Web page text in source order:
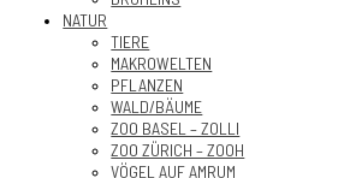
NATUR
TIERE
MAKROWELTEN
PFLANZEN
WALD/BÄUME
ZOO BASEL – ZOLLI
ZOO ZÜRICH – ZOOH
VÖGEL AUF AMRUM